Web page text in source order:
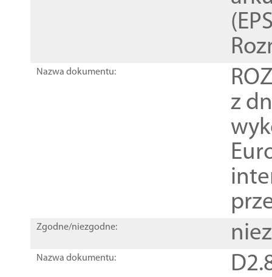
Nazwa dokumentu:
z
Zgodne/niezgodne:
Nazwa dokumentu: